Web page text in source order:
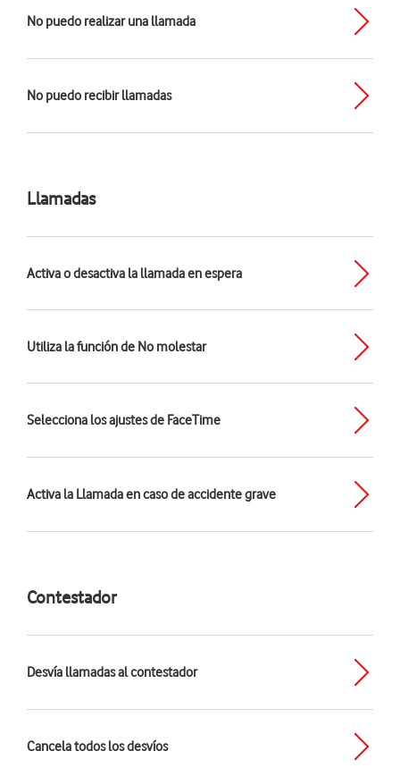
No puedo realizar una llamada
No puedo recibir llamadas
Llamadas
Activa o desactiva la llamada en espera
Utiliza la función de No molestar
Selecciona los ajustes de FaceTime
Activa la Llamada en caso de accidente grave
Contestador
Desvía llamadas al contestador
Cancela todos los desvíos